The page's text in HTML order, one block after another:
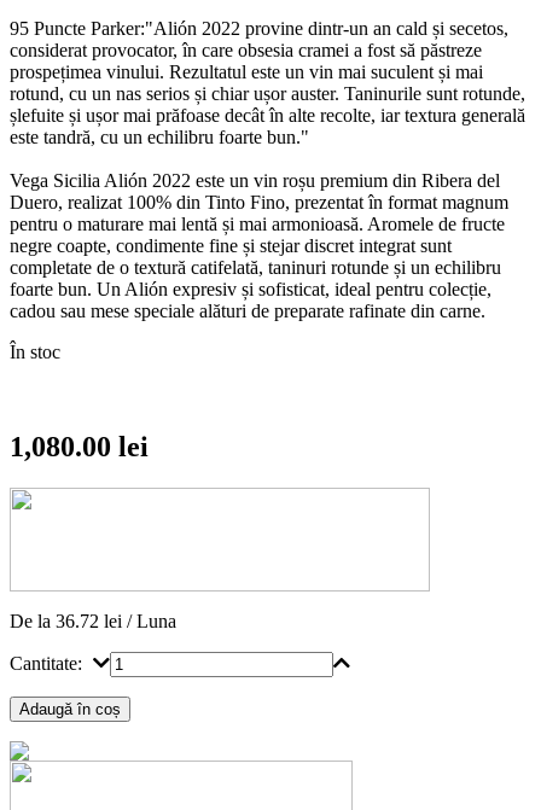
95 Puncte Parker:"Alión 2022 provine dintr-un an cald și secetos,
considerat provocator, în care obsesia cramei a fost să păstreze
prospețimea vinului. Rezultatul este un vin mai suculent și mai
rotund, cu un nas serios și chiar ușor auster. Taninurile sunt rotunde,
șlefuite și ușor mai prăfoase decât în alte recolte, iar textura generală
este tandră, cu un echilibru foarte bun."
Vega Sicilia Alión 2022 este un vin roșu premium din Ribera del
Duero, realizat 100% din Tinto Fino, prezentat în format magnum
pentru o maturare mai lentă și mai armonioasă. Aromele de fructe
negre coapte, condimente fine și stejar discret integrat sunt
completate de o textură catifelată, taninuri rotunde și un echilibru
foarte bun. Un Alión expresiv și sofisticat, ideal pentru colecție,
cadou sau mese speciale alături de preparate rafinate din carne.
În stoc
1,080.00 lei
De la 36.72 lei / Luna
Cantitate: